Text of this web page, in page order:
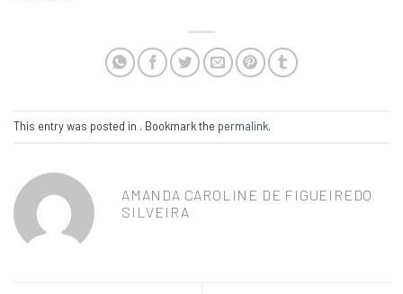
This entry was posted in . Bookmark the permalink.
AMANDA CAROLINE DE FIGUEIREDO
SILVEIRA